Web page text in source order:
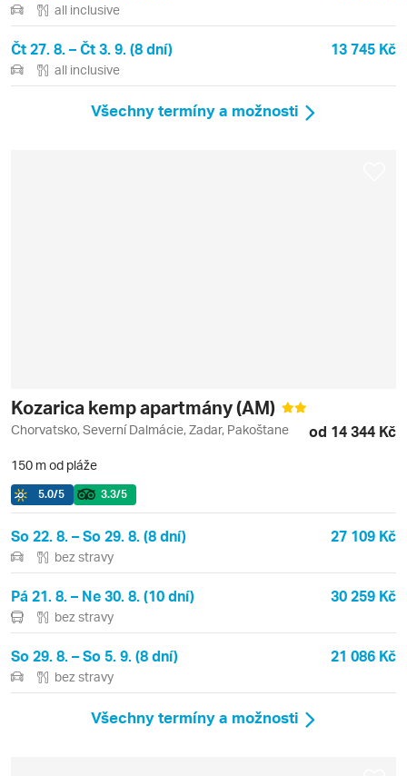
all inclusive
Čt 27. 8. – Čt 3. 9. (8 dní) 13 745 Kč
all inclusive
Všechny termíny a možnosti
Kozarica kemp apartmány (AM)
Chorvatsko, Severní Dalmácie, Zadar, Pakoštane od 14 344 Kč
150 m od pláže
5.0/5 3.3/5
So 22. 8. – So 29. 8. (8 dní) 27 109 Kč
bez stravy
Pá 21. 8. – Ne 30. 8. (10 dní) 30 259 Kč
bez stravy
So 29. 8. – So 5. 9. (8 dní) 21 086 Kč
bez stravy
Všechny termíny a možnosti